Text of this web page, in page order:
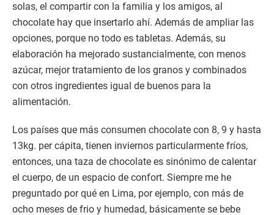
solas, el compartir con la familia y los amigos, al
chocolate hay que insertarlo ahí. Además de ampliar las
opciones, porque no todo es tabletas. Además, su
elaboración ha mejorado sustancialmente, con menos
azúcar, mejor tratamiento de los granos y combinados
con otros ingredientes igual de buenos para la
alimentación.
Los países que más consumen chocolate con 8, 9 y hasta
13kg. per cápita, tienen inviernos particularmente fríos,
entonces, una taza de chocolate es sinónimo de calentar
el cuerpo, de un espacio de confort. Siempre me he
preguntado por qué en Lima, por ejemplo, con más de
ocho meses de frio y humedad, básicamente se bebe